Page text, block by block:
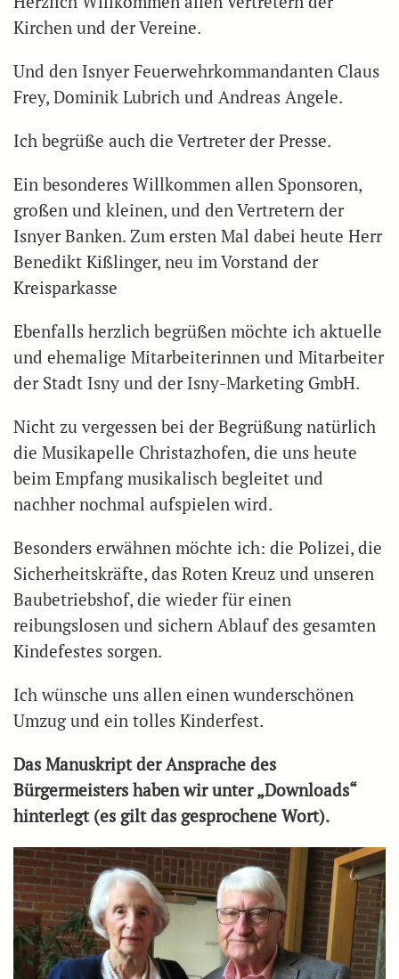
Kirchen und der Vereine.
Und den Isnyer Feuerwehrkommandanten Claus
Frey, Dominik Lubrich und Andreas Angele.
Ich begrüße auch die Vertreter der Presse.
Ein besonderes Willkommen allen Sponsoren,
großen und kleinen, und den Vertretern der
Isnyer Banken. Zum ersten Mal dabei heute Herr
Benedikt Kißlinger, neu im Vorstand der
Kreisparkasse
Ebenfalls herzlich begrüßen möchte ich aktuelle
und ehemalige Mitarbeiterinnen und Mitarbeiter
der Stadt Isny und der Isny-Marketing GmbH.
Nicht zu vergessen bei der Begrüßung natürlich
die Musikapelle Christazhofen, die uns heute
beim Empfang musikalisch begleitet und
nachher nochmal aufspielen wird.
Besonders erwähnen möchte ich: die Polizei, die
Sicherheitskräfte, das Roten Kreuz und unseren
Baubetriebshof, die wieder für einen
reibungslosen und sichern Ablauf des gesamten
Kindefestes sorgen.
Ich wünsche uns allen einen wunderschönen
Umzug und ein tolles Kinderfest.
Das Manuskript der Ansprache des
Bürgermeisters haben wir unter „Downloads“
hinterlegt (es gilt das gesprochene Wort).